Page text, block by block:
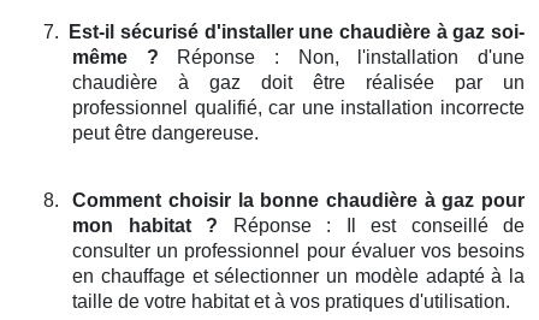
7.
Est-il sécurisé d'installer une chaudière à gaz soi-
même ? Réponse : Non, l'installation d'une
chaudière à gaz doit être réalisée par un
professionnel qualifié, car une installation incorrecte
peut être dangereuse.
8.
Comment choisir la bonne chaudière à gaz pour
mon habitat ? Réponse : Il est conseillé de
consulter un professionnel pour évaluer vos besoins
en chauffage et sélectionner un modèle adapté à la
taille de votre habitat et à vos pratiques d'utilisation.